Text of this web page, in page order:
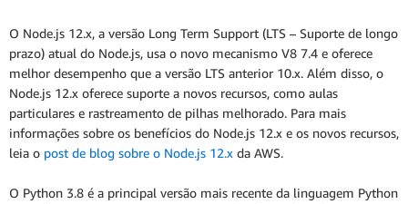
O Node.js 12.x, a versão Long Term Support (LTS – Suporte de longo
prazo) atual do Node.js, usa o novo mecanismo V8 7.4 e oferece
melhor desempenho que a versão LTS anterior 10.x. Além disso, o
Node.js 12.x oferece suporte a novos recursos, como aulas
particulares e rastreamento de pilhas melhorado. Para mais
informações sobre os benefícios do Node.js 12.x e os novos recursos,
leia o post de blog sobre o Node.js 12.x da AWS.
O Python 3.8 é a principal versão mais recente da linguagem Python